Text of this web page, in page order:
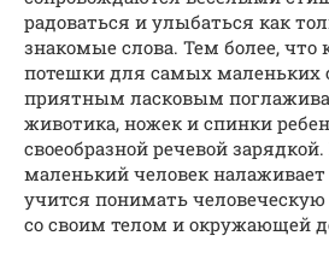
радоваться и улыбаться как
знакомые слова. Тем более, что
потешки для самых маленьких
приятным ласковым
животика, ножек и спинки
своеобразной речевой
маленький человек
учится понимать
со своим телом и окружающей